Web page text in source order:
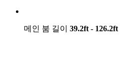
메인 붐 길이 39.2ft - 126.2ft